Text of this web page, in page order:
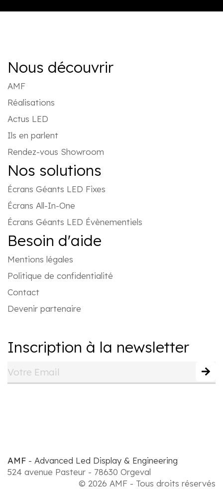
Nous découvrir
AMF
Réalisations
Actus LED
Ils en parlent
Rendez-vous Showroom
Nos solutions
Écrans Géants LED Fixes
Écrans All-In-One
Écrans Géants LED Évènementiels
Besoin d'aide
Mentions légales
Politique de confidentialité
Contact
Devenir partenaire
Inscription à la newsletter
AMF - Advanced Led Display & Engineering
524 avenue Pasteur - 78630 Orgeval
© 2026 AMF - Tous droits réservés